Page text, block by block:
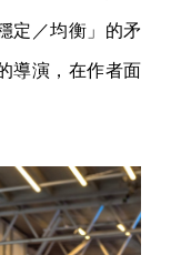
定／均衡」的矛
導演，在作者面